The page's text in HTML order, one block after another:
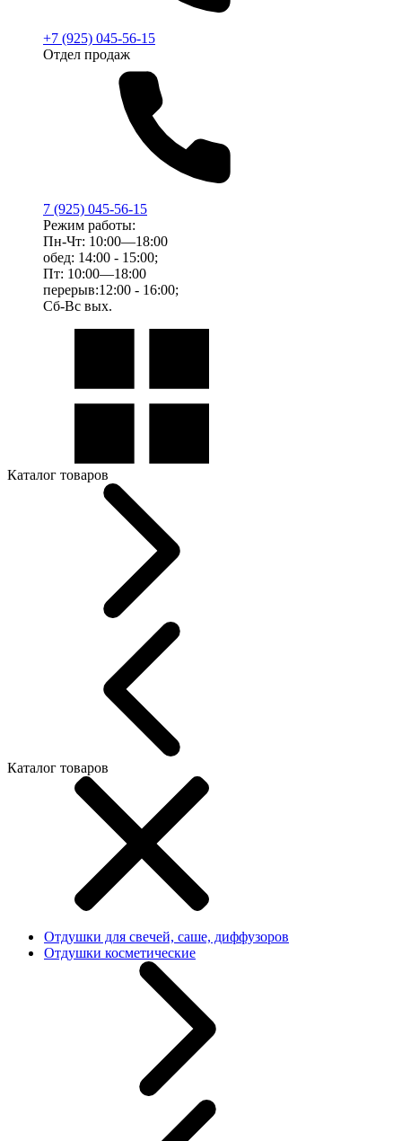
+7 (925) 045-56-15
Отдел продаж
7 (925) 045-56-15
Режим работы:
Пн-Чт: 10:00—18:00
обед: 14:00 - 15:00;
Пт: 10:00—18:00
перерыв:12:00 - 16:00;
Сб-Вс вых.
Каталог товаров
Каталог товаров
Отдушки для свечей, саше, диффузоров
Отдушки косметические